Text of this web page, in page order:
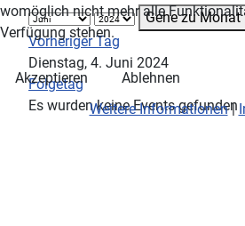
Gehe zu Monat
Vorheriger Tag
Dienstag, 4. Juni 2024
Folgetag
Es wurden keine Events gefunden
womöglich nicht mehr alle
Verfügung stehen.
Akzeptieren
Ablehnen
Weitere Informationen|